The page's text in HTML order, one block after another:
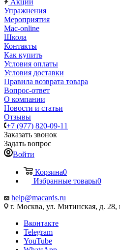
Акции
Упражнения
Мероприятия
Mac-online
Школа
Контакты
Как купить
Условия оплаты
Условия доставки
Правила возврата товара
Вопрос-ответ
О компании
Новости и статьи
Отзывы
+7 (977) 820-09-11
Заказать звонок
Задать вопрос
Войти
Корзина0
Избранные товары0
help@macards.ru
г. Москва, ул. Митинская, д. 28,
Вконтакте
Telegram
YouTube